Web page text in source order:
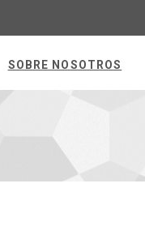
SOBRE NOSOTROS